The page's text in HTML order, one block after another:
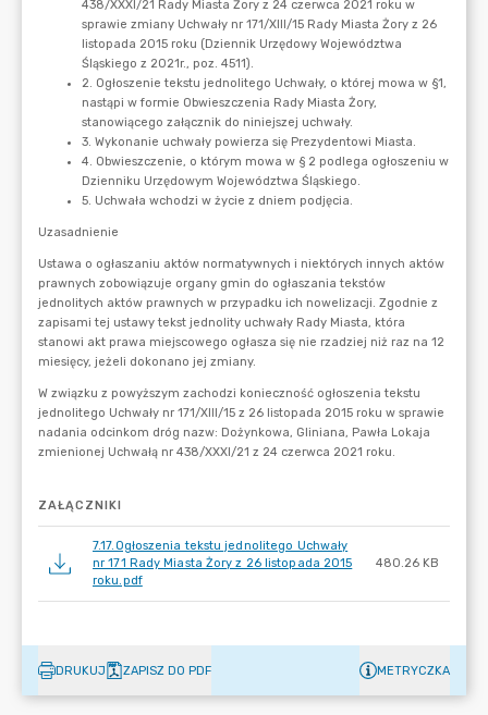
ZAŁĄCZNIKI
7.17.Ogłoszenia tekstu jednolitego Uchwały
nr 171 Rady Miasta Żory z 26 listopada 2015
roku.pdf
480.26 KB
DRUKUJ ZAPISZ DO PDF METRYCZKA